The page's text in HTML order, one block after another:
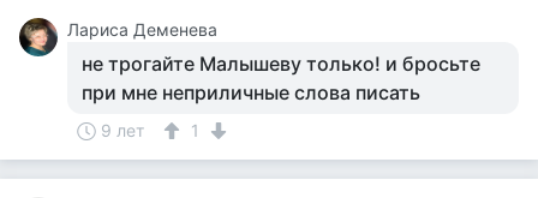
Лариса Деменева
не трогайте Малышеву только! и бросьте
при мне неприличные слова писать
9 лет 1